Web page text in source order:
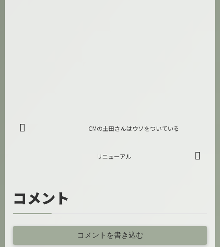
CMの土田さんはウソをついている
リニューアル
コメント
コメントを書き込む